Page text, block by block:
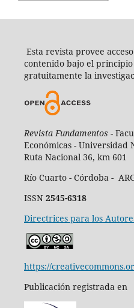
Esta revista provee
contenido bajo el
gratuitamente la
Revista Fundamentos -
Económicas - Universidad
Ruta Nacional 36, km 601
Río Cuarto - Córdoba -
ISSN 2545-6318
Directrices para los
https://
Publicación registrada en